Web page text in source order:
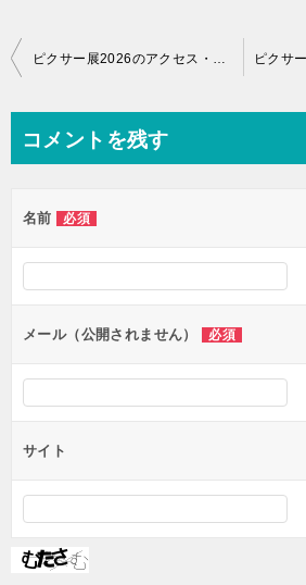
投
ビ
ー
シ
ン
ピクサー展2026のアクセス・場所・行き方まとめ【ピクサーの世界展】
コメントを残す
名前 必須
メール（公開されません） 必須
サイト